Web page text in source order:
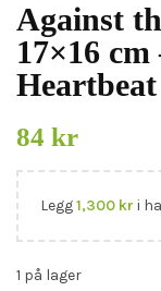
Against
17×16 cm
Heartbeat
84 kr
Legg1,300 kr i
1 på lager